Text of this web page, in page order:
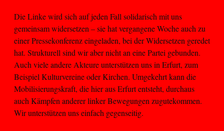
Die Linke wird sich auf jeden Fall solidarisch mit uns
gemeinsam widersetzen – sie hat vergangene Woche auch zu
einer Pressekonferenz eingeladen, bei der Widersetzen geredet
hat. Strukturell sind wir aber nicht an eine Partei gebunden.
Auch viele andere Akteure unterstützen uns in Erfurt, zum
Beispiel Kulturvereine oder Kirchen. Umgekehrt kann die
Mobilisierungskraft, die hier aus Erfurt entsteht, durchaus
auch Kämpfen anderer linker Bewegungen zugutekommen.
Wir unterstützen uns einfach gegenseitig.